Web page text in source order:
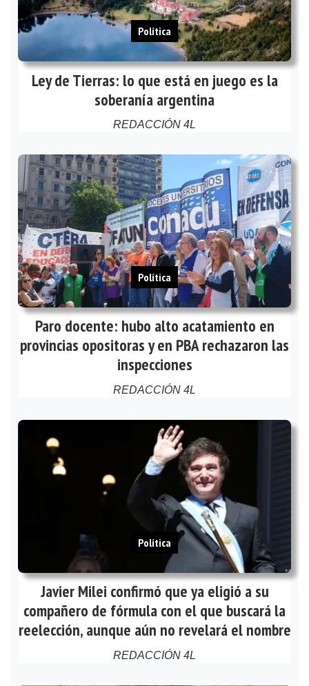
Ley de Tierras: lo que está en juego es la
soberanía argentina
REDACCIÓN 4L
Política
Paro docente: hubo alto acatamiento en
provincias opositoras y en PBA rechazaron las
inspecciones
REDACCIÓN 4L
Política
Javier Milei confirmó que ya eligió a su
compañero de fórmula con el que buscará la
reelección, aunque aún no revelará el nombre
REDACCIÓN 4L
Política